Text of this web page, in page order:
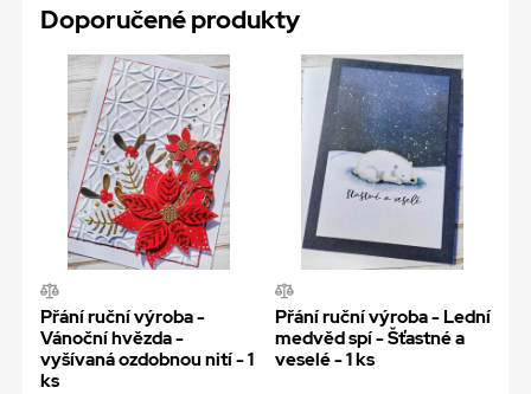
Doporučené produkty
Přání ruční výroba -
Vánoční hvězda -
vyšívaná ozdobnou nití - 1
ks
Přání ruční výroba - Lední
medvěd spí - Šťastné a
veselé - 1 ks